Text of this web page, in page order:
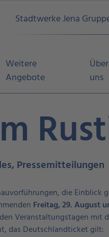
Stadtwerke Jena
Weitere
Angebote
Über
uns
Pressemitteilungen
die
Freitag, 29. August
Veranstaltungstagen mit
das Deutschlandticket gilt: